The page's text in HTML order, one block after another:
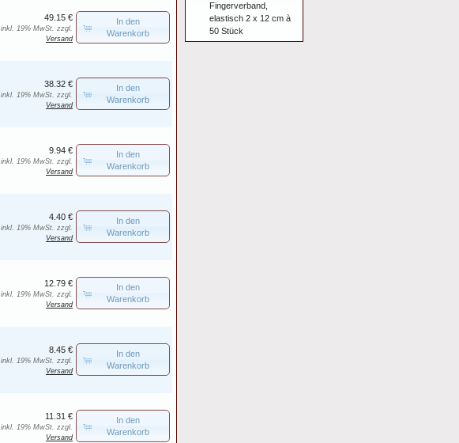
49.15 €
inkl. 19% MwSt. zzgl.
Versand
In den
Warenkorb
38.32 €
inkl. 19% MwSt. zzgl.
Versand
In den
Warenkorb
9.94 €
inkl. 19% MwSt. zzgl.
Versand
In den
Warenkorb
4.40 €
inkl. 19% MwSt. zzgl.
Versand
In den
Warenkorb
12.79 €
inkl. 19% MwSt. zzgl.
Versand
In den
Warenkorb
8.45 €
inkl. 19% MwSt. zzgl.
Versand
In den
Warenkorb
11.31 €
inkl. 19% MwSt. zzgl.
Versand
In den
Warenkorb
Fingerverband,
elastisch 2 x 12 cm à
50 Stück